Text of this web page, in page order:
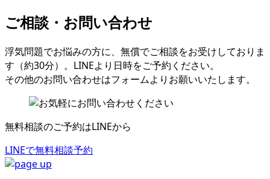
ご相談・お問い合わせ
浮気問題でお悩みの方に、無償でご相談をお受けしておりま
す（約30分）。LINEより日時をご予約ください。
その他のお問い合わせはフォームよりお願いいたします。
無料相談のご予約はLINEから
LINEで無料相談予約